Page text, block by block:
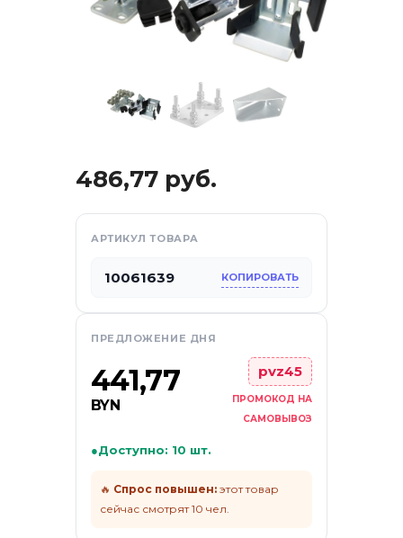
486,77 руб.
АРТИКУЛ ТОВАРА
10061639 КОПИРОВАТЬ
ПРЕДЛОЖЕНИЕ ДНЯ
441,77
BYN
pvz45
ПРОМОКОД НА
САМОВЫВОЗ
●Доступно: 10 шт.
🔥 Спрос повышен: этот товар
сейчас смотрят 10 чел.